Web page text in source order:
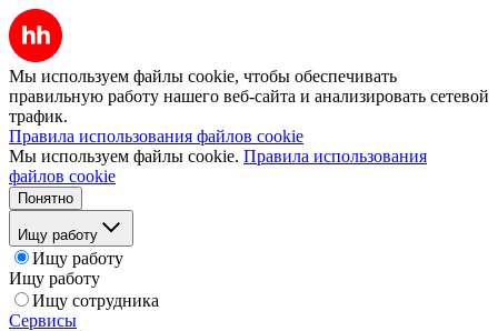
Мы используем файлы cookie, чтобы обеспечивать
правильную работу нашего веб-сайта и анализировать сетевой
трафик.
Правила использования файлов cookie
Мы используем файлы cookie. Правила использования
файлов cookie
Понятно
Ищу работу
Ищу работу
Ищу работу
Ищу сотрудника
Сервисы